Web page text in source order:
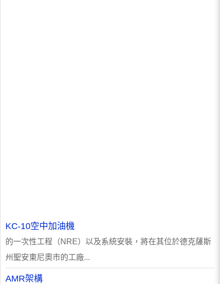
KC-10空中加油機
的一次性工程（NRE）以及系統安裝，將在其位於德克薩斯
州聖安東尼奧市的工廠...
AMR架構